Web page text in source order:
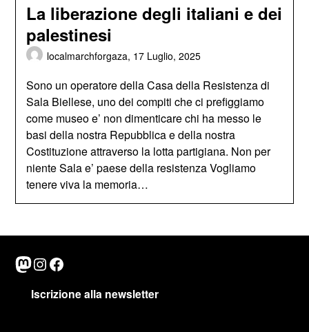
La liberazione degli italiani e dei
palestinesi
localmarchforgaza, 17 Luglio, 2025
Sono un operatore della Casa della Resistenza di
Sala Biellese, uno dei compiti che ci prefiggiamo
come museo e’ non dimenticare chi ha messo le
basi della nostra Repubblica e della nostra
Costituzione attraverso la lotta partigiana. Non per
niente Sala e’ paese della resistenza Vogliamo
tenere viva la memoria…
Mastodon
Instagram
Facebook
Iscrizione alla newsletter